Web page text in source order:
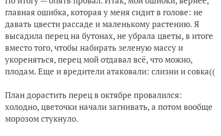
главная ошибка, которая у меня сидит в голове: не
давать цвести рассаде и маленькому растению. Я
высадила перец на бутонах, не убрала цветы, в итоге
вместо того, чтобы набирать зеленую массу и
укореняться, перец мой отдавал всё, что можно,
плодам. Еще и вредители атаковали: слизни и совка((
План дорастить перец в октябре провалился:
холодно, цветочки начали загнивать, а потом вообще
морозом стукнуло.